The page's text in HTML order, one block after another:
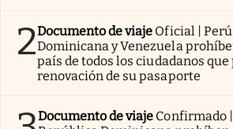
2Documento de viaje Oficial |
Dominicana y Venezuela
país de todos los ciudadanos
renovación de su pasaporte
Documento de viaje Confirmado